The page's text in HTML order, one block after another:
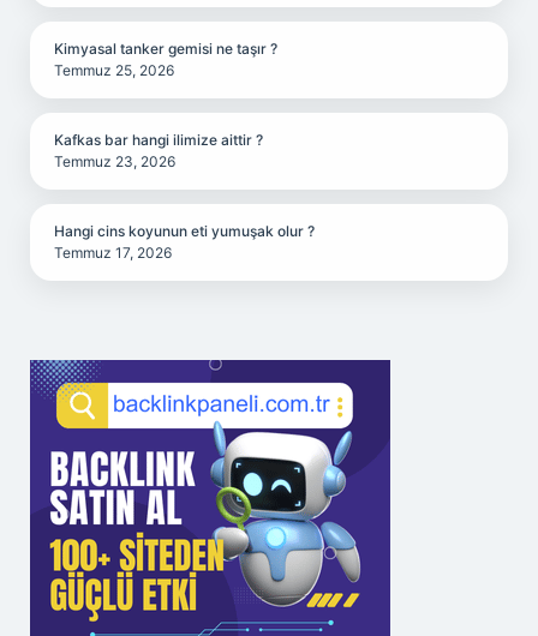
Kimyasal tanker gemisi ne taşır ?
Temmuz 25, 2026
Kafkas bar hangi ilimize aittir ?
Temmuz 23, 2026
Hangi cins koyunun eti yumuşak olur ?
Temmuz 17, 2026